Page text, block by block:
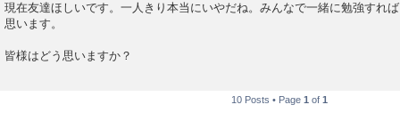
現在友達ほしいです。一人きり本当にいやだね。みんなで一緒に勉強すれ
思います。
皆様はどう思いますか？
10 Posts • Page 1 of 1